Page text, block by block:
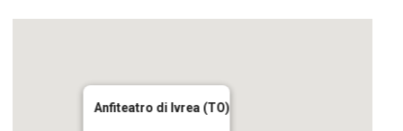
Anfiteatro di Ivrea (TO)